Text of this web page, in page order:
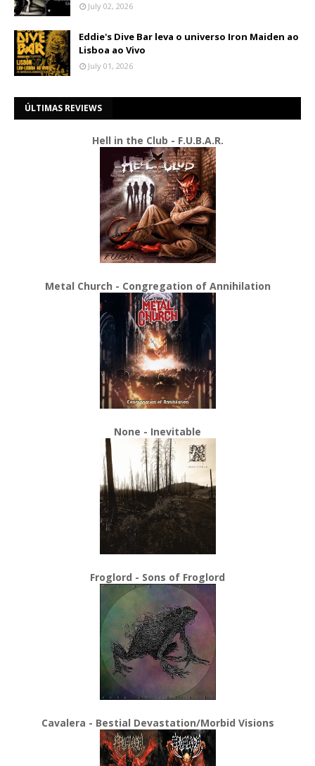
July 02, 2026
Eddie's Dive Bar leva o universo Iron Maiden ao
Lisboa ao Vivo
July 01, 2026
ÚLTIMAS REVIEWS
Hell in the Club - F.U.B.A.R.
Metal Church - Congregation of Annihilation
None - Inevitable
Froglord - Sons of Froglord
Cavalera - Bestial Devastation/Morbid Visions